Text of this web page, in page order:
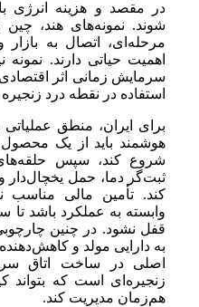
شوند. نمونه‌های هند،
مرحله‌ای، اتصال به
اهمیت حیاتی دارند. نمونه
سرمایش زمانی اثر
استفاده در نقطه درد
برای ایران، منطق
هوشمند باید از یک
شروع کند، سپس
ثبت‌گر دما، حمل
کند. تأمین مالی مناسب
وابسته به عملکرد باشد
قفل نشود. در چنین
به دارایی مولد و
اصلی در ساخت اتاق
زنجیره‌ای است که بتواند
هم‌زمان مدیریت کند.